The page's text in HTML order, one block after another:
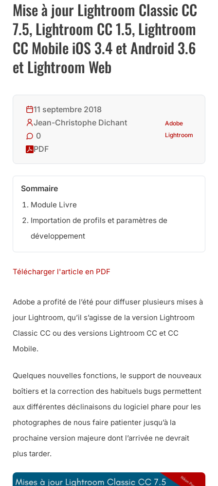
Mise à jour Lightroom Classic CC
7.5, Lightroom CC 1.5, Lightroom
CC Mobile iOS 3.4 et Android 3.6
et Lightroom Web
11 septembre 2018
Jean-Christophe Dichant
0
PDF
Adobe
Lightroom
Sommaire
Module Livre
Importation de profils et paramètres de
développement
Télécharger l'article en PDF
Adobe a profité de l’été pour diffuser plusieurs mises à
jour Lightroom, qu’il s’agisse de la version Lightroom
Classic CC ou des versions Lightroom CC et CC
Mobile.
Quelques nouvelles fonctions, le support de nouveaux
boîtiers et la correction des habituels bugs permettent
aux différentes déclinaisons du logiciel phare pour les
photographes de nous faire patienter jusqu’à la
prochaine version majeure dont l’arrivée ne devrait
plus tarder.